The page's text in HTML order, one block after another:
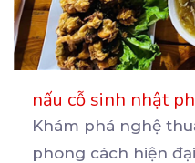
nấu cỗ sinh nhật
Khám phá nghệ
phong cách hiện